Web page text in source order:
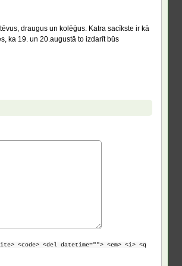
draugus un kolēģus. Katra sacīkste ir kā
ka 19. un 20.augustā to izdarīt būs
<code> <del datetime=""> <em> <i> <q